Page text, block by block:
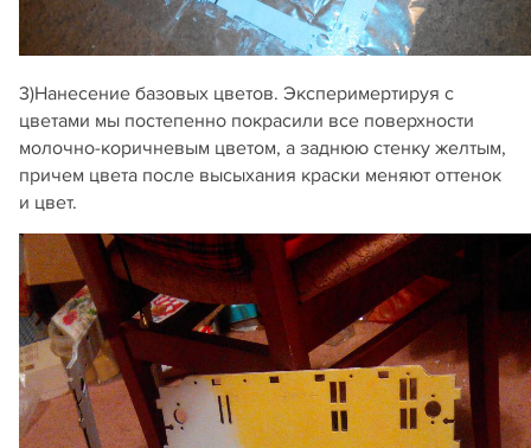
3)Нанесение базовых цветов. Эксперимертируя с
цветами мы постепенно покрасили все поверхности
молочно-коричневым цветом, а заднюю стенку желтым,
причем цвета после высыхания краски меняют оттенок
и цвет.